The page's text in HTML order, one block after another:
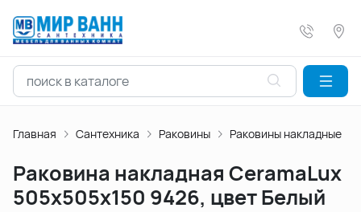
Главная Сантехника Раковины Раковины накладные
Раковина накладная CeramaLux
505х505х150 9426, цвет Белый